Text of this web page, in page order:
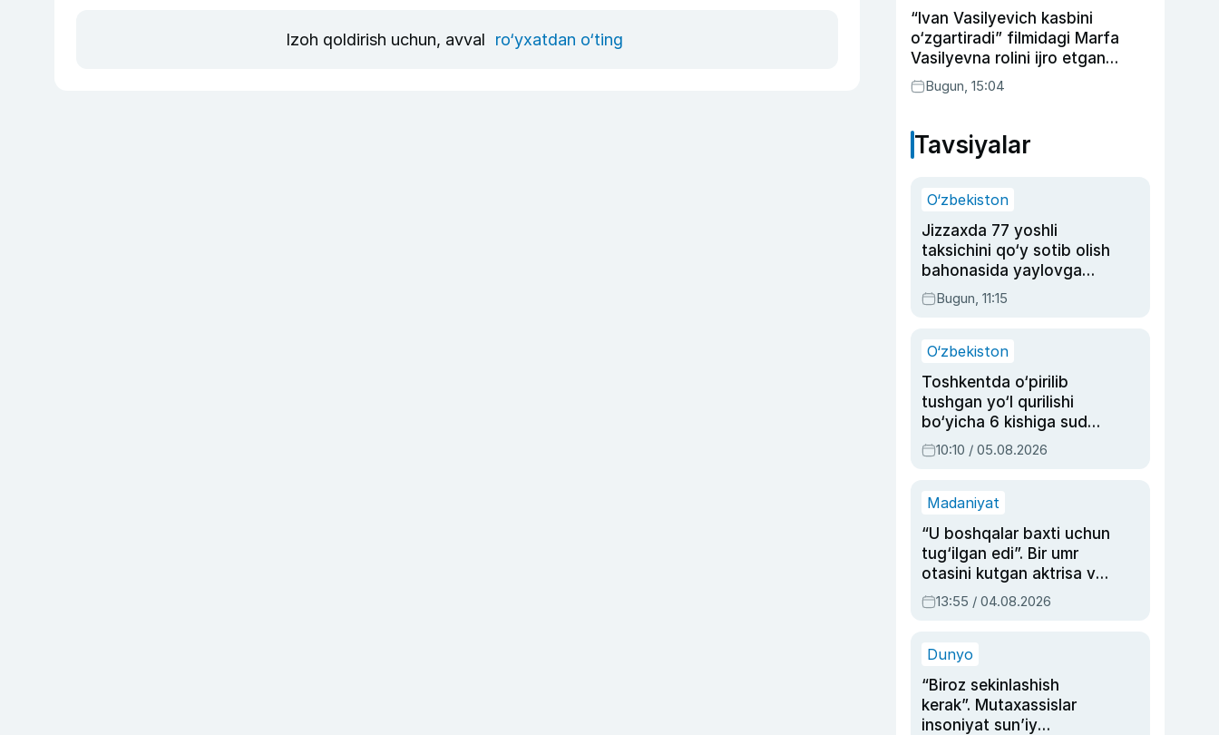
Izoh qoldirish uchun, avval ro‘yxatdan o‘ting
“Ivan Vasilyevich kasbini
o‘zgartiradi” filmidagi Marfa
Vasilyevna rolini ijro etgan
aktrisaning taqdiri qanday
kechdi?
Bugun, 15:04
Tavsiyalar
O‘zbekiston
Jizzaxda 77 yoshli
taksichini qo‘y sotib olish
bahonasida yaylovga
olib borib o‘ldirgan yigit
20 yilga qamaldi
Bugun, 11:15
O‘zbekiston
Toshkentda o‘pirilib
tushgan yo‘l qurilishi
bo‘yicha 6 kishiga sud
hukmi o‘qildi
10:10 / 05.08.2026
Madaniyat
“U boshqalar baxti uchun
tug‘ilgan edi”. Bir umr
otasini kutgan aktrisa va
dublyaj ustasi Rimma
Ahmedovaning
13:55 / 04.08.2026
Dunyo
“Biroz sekinlashish
kerak”. Mutaxassislar
insoniyat sun’iy